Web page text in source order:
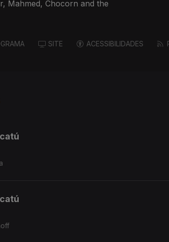
Mahmed, Chocorn and the
SITE ACESSIBILIDADES